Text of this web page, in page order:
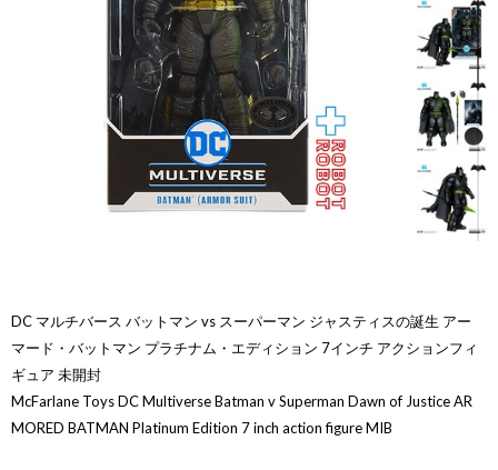
DC マルチバース バットマン vs スーパーマン ジャスティスの誕生 アー
マード・バットマン プラチナム・エディション 7インチ アクションフィ
ギュア 未開封
McFarlane Toys DC Multiverse Batman v Superman Dawn of Justice AR
MORED BATMAN Platinum Edition 7 inch action figure MIB